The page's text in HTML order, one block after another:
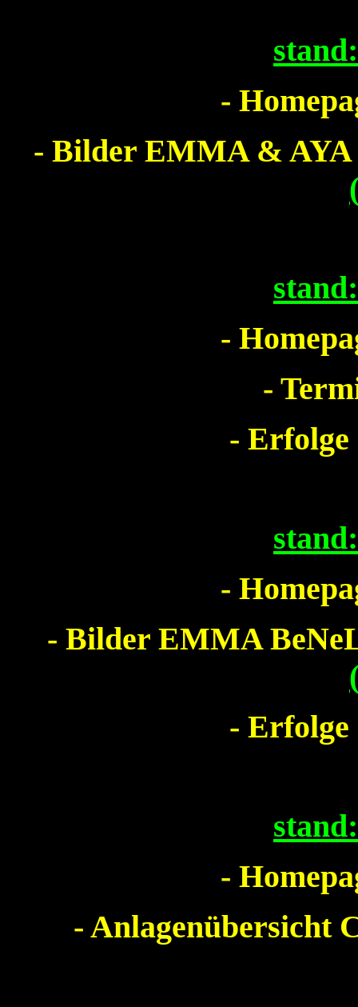
-
- Bilder EMMA &
-
-
- Erfolge
-
- Bilder EMMA
- Erfolge
-
- Anlagenübersicht